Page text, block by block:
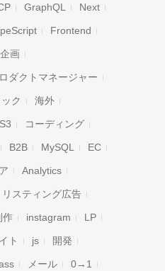
GraphQL Next
Frontend
企画
ダクトマネージャー
ク 海外
コーディング
B2B MySQL EC
Analytics
リスティング広告
作 instagram LP
ト js 開発
メール 0→1